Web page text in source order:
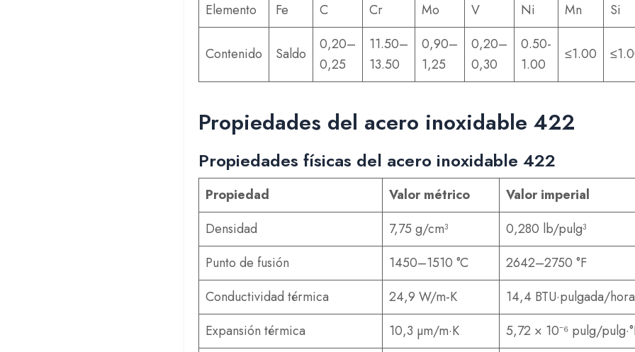
Elemento Fe C Cr Mo V Ni Mn Si
Contenido Saldo
0,20–
0,25
11.50–
13.50
0,90–
1,25
0,20–
0,30
0.50-
1.00
≤1.00
Propiedades del acero inoxidable 422
Propiedades físicas del acero inoxidable 422
Propiedad Valor métrico
Valor imperial
Densidad
7,75 g/cm³
0,280 lb/pulg³
Punto de fusión
1450–1510 °C
2642–2750 °F
Conductividad térmica
24,9 W/m-K
14,4 BTU·pulgada/
Expansión térmica
10,3 µm/m·K
5,72 × 10⁻⁶ pulg/